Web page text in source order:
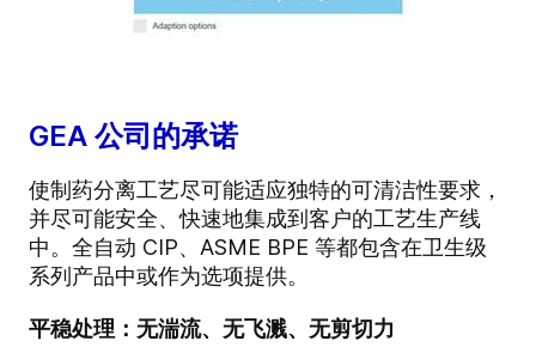
GEA 公司的承诺
使制药分离工艺尽可能适应独特的可清洁性要求，
并尽可能安全、快速地集成到客户的工艺生产线
中。全自动 CIP、ASME BPE 等都包含在卫生级
系列产品中或作为选项提供。
平稳处理：无湍流、无飞溅、无剪切力